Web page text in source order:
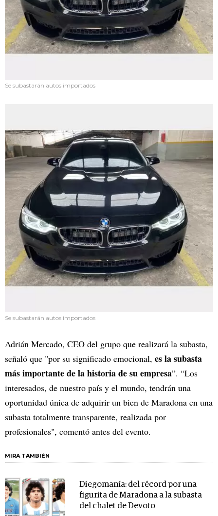
Se subastarán autos importados
Se subastarán autos importados
Adrián Mercado, CEO del grupo que realizará la subasta,
señaló que "por su significado emocional, es la subasta
más importante de la historia de su empresa”. “Los
interesados, de nuestro país y el mundo, tendrán una
oportunidad única de adquirir un bien de Maradona en una
subasta totalmente transparente, realizada por
profesionales", comentó antes del evento.
MIRA TAMBIÉN
Diegomanía: del récord por una
figurita de Maradona a la subasta
del chalet de Devoto